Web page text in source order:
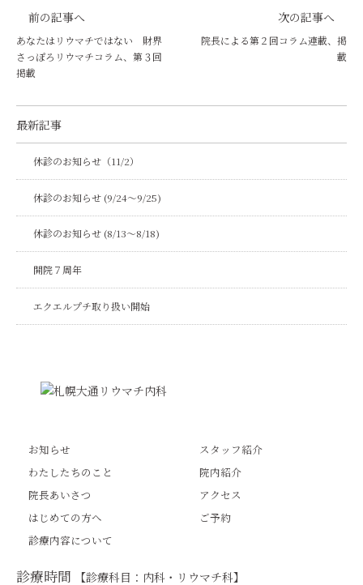
前の記事へ
あなたはリウマチではない 財界
さっぽろリウマチコラム、第３回
掲載
次の記事へ
院長による第２回コラム連載、掲
載
最新記事
休診のお知らせ（11/2）
休診のお知らせ (9/24～9/25)
休診のお知らせ (8/13～8/18)
開院７周年
エクエルプチ取り扱い開始
お知らせ
わたしたちのこと
院長あいさつ
はじめての方へ
診療内容について
スタッフ紹介
院内紹介
アクセス
ご予約
診療時間 【診療科目：内科・リウマチ科】